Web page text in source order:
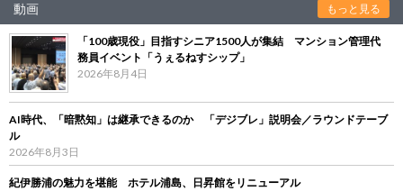
動画 もっと見る
「100歳現役」目指すシニア1500人が集結 マンション管理代
務員イベント「うぇるねすシップ」
2026年8月4日
AI時代、「暗黙知」は継承できるのか 「デジブレ」説明会／ラウンドテーブ
ル
2026年8月3日
紀伊勝浦の魅力を堪能 ホテル浦島、日昇館をリニューアル